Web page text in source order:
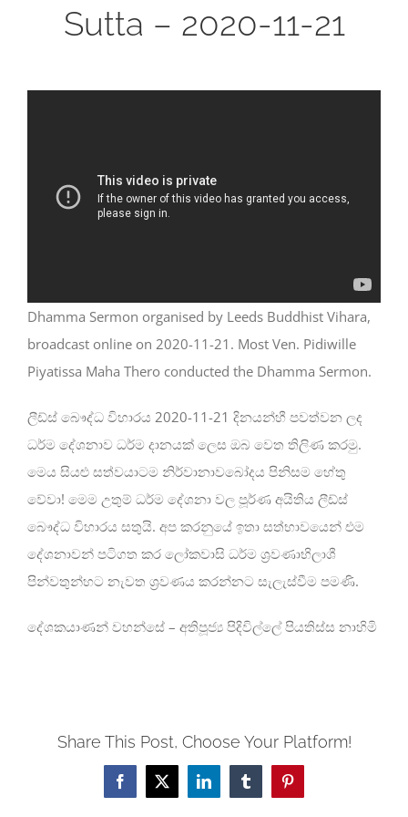
Sutta – 2020-11-21
Dhamma Sermon organised by Leeds Buddhist Vihara,
broadcast online on 2020-11-21. Most Ven. Pidiwille
Piyatissa Maha Thero conducted the Dhamma Sermon.
ලීඩ්ස් බෞද්ධ විහාරය 2020-11-21 දිනයන්හී පවත්වන ලද
ධර්ම දේශනාව ධර්ම දානයක් ලෙස ඔබ වෙත තිලිණ කරමු.
මෙය සියළු සත්වයාටම නිර්වානාවබෝදය පිනිසම හේතු
වේවා! මෙම උතුම් ධර්ම දේශනා වල පූර්ණ අයිතිය ලීඩ්ස්
බෞද්ධ විහාරය සතුයි. අප කරනුයේ ඉතා සත්භාවයෙන් එම
දේශනාවන් පටිගත කර ලෝකවාසි ධර්ම ශ්‍රවණාභිලාශී
පින්වතුන්හට නැවත ශ්‍රවණය කරන්නට සැලැස්වීම පමණි.
දේශකයාණන් වහන්සේ – අතිපූජ්‍ය පිදිවිල්ලේ පියතිස්ස නාහිමි
Share This Post, Choose Your Platform!
Facebook
X LinkedInTumblrPinterest